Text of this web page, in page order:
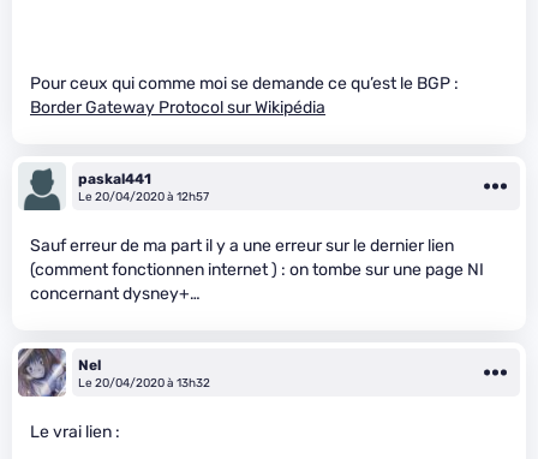
Pour ceux qui comme moi se demande ce qu’est le BGP :
Border Gateway Protocol sur Wikipédia
paskal441
Le 20/04/2020 à 12h57
Sauf erreur de ma part il y a une erreur sur le dernier lien
(comment fonctionnen internet ) : on tombe sur une page NI
concernant dysney+…
Nel
Le 20/04/2020 à 13h32
Le vrai lien :